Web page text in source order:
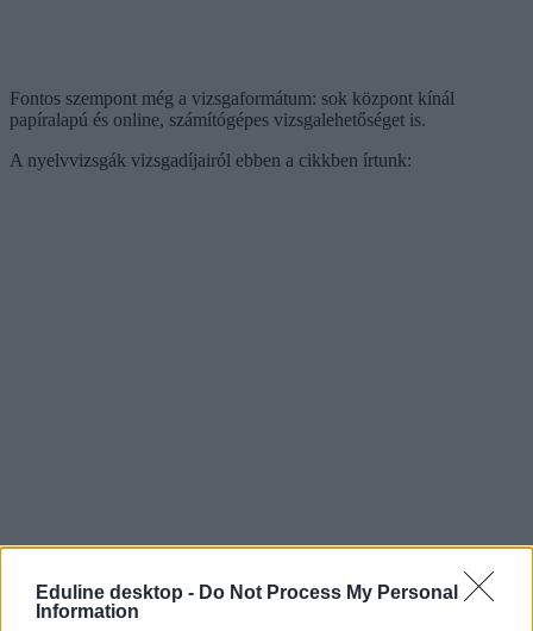
Eduline desktop - Do Not Process My Personal
Information
Fontos szempont még a vizsgaformátum: sok központ kínál
papíralapú és online, számítógépes vizsgalehetőséget is.
A nyelvvizsgák vizsgadíjairól ebben a cikkben írtunk: